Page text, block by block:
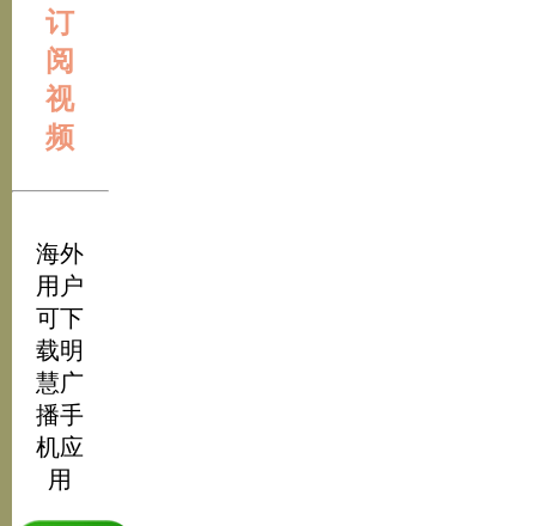
订
阅
视
频
海外
用户
可下
载明
慧广
播手
机应
用